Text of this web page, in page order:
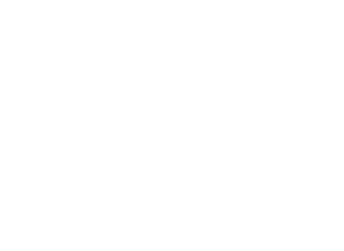
（鄂尔多斯大厦）23层2326室（需
室（需提前预约）